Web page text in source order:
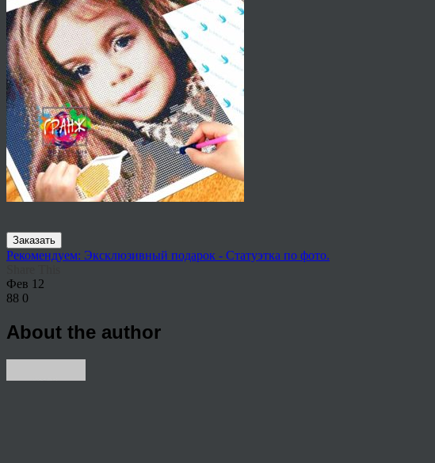
Заказать
Рекомендуем: Эксклюзивный подарок - Статуэтка по фото.
Фев 12
88 0
About the author